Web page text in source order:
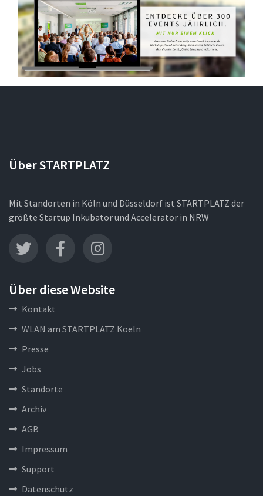
Über STARTPLATZ
Mit Standorten in Köln und Düsseldorf ist STARTPLATZ der
größte Startup Inkubator und Accelerator in NRW
Über diese Website
Kontakt
WLAN am STARTPLATZ Koeln
Presse
Jobs
Standorte
Archiv
AGB
Impressum
Support
Datenschutz